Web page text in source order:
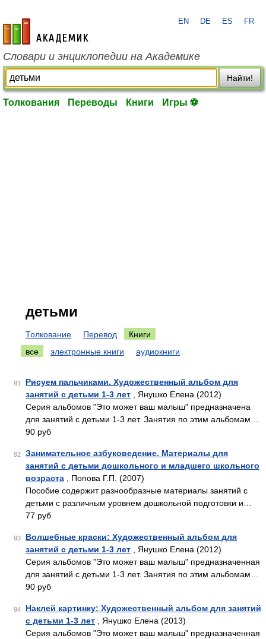
academic.ru
EN DE ES FR
Словари и энциклопедии на Академике
Найти!
Толкования Переводы Книги Игры ⚽
детьми
Толкование Перевод
Книги
все
электронные книги аудиокниги
91
Рисуем пальчиками. Художественный альбом для
занятий с детьми 1-3 лет , Янушко Елена (2012)
Серия альбомов "Это может ваш малыш" предназначена
для занятий с детьми 1-3 лет. Занятия по этим альбомам…
90 руб
92
Занимательное азбуковедение. Материалы для
занятий с детьми дошкольного и младшего школьного
возраста , Попова Г.П. (2007)
Пособие содержит разнообразные материалы занятий с
детьми с различным уровнем дошкольной подготовки и…
77 руб
93
Волшебные краски: Художественный альбом для
занятий с детьми 1-3 лет , Янушко Елена (2012)
Серия альбомов "Это может ваш малыш" предназначенная
для занятий с детьми 1-3 лет. Занятия по этим альбомам…
90 руб
94
Наклей картинку: Художественный альбом для занятий
с детьми 1-3 лет , Янушко Елена (2013)
Серия альбомов "Это может ваш малыш" предназначенная